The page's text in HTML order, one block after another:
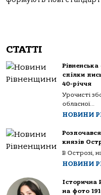
СТАТТІ
спілки
40-річчя
Урочисті
обласної...
НОВИНИ
князів
В Острозі,
НОВИНИ
Історична
на фото